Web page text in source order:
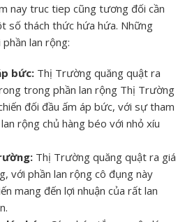
nay truc tiep cũng tương đối cần
số thách thức hứa hứa. Những
lan rộng:
bức: Thị Trường quăng quật ra
trong phần lan rộng Thị Trường
đối đầu ấm áp bức, với sự tham
rộng chủ hàng béo với nhỏ xíu
Thị Trường quăng quật ra giá
với phần lan rộng cô đụng này
mang đến lợi nhuận của rất lan